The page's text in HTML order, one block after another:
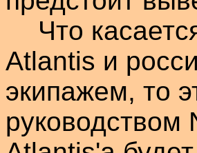
Что
Atlantis и
экипажем, то
руководством